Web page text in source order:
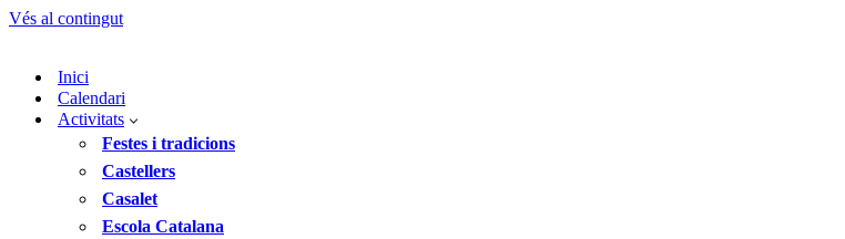
Vés al contingut
Inici
Calendari
Activitats
Festes i tradicions
Castellers
Casalet
Escola Catalana